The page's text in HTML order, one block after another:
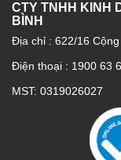
CTY TNHH KINH
BÌNH
Địa chỉ : 622/16
Điện thoại : 1900 63
MST: 0319026027